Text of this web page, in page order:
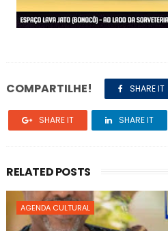
COMPARTILHE! SHARE IT
SHARE IT SHARE IT
RELATED POSTS
AGENDA CULTURAL